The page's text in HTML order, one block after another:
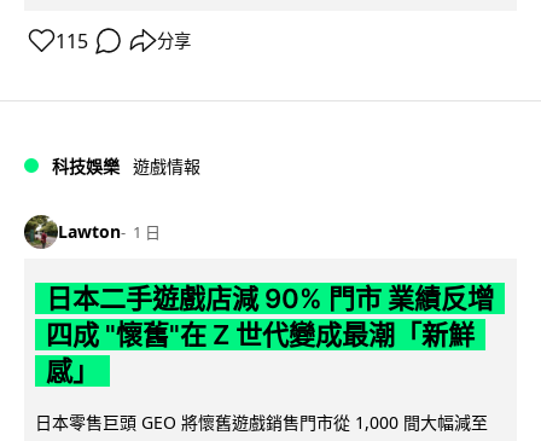
115 分享
科技娛樂 遊戲情報
Lawton 1 日
日本二手遊戲店減 90% 門市 業績反增
四成 "懷舊"在 Z 世代變成最潮「新鮮
感」
日本零售巨頭 GEO 將懷舊遊戲銷售門市從 1,000 間大幅減至